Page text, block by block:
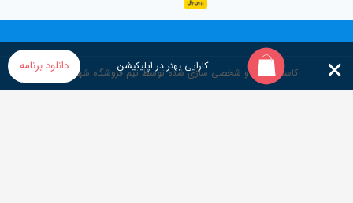
کاستوم شده و شخصی سازی شده توسط تیم فروشگاه شهر قصه
کارایی بهتر در اپلیکیشن دانلود برنامه